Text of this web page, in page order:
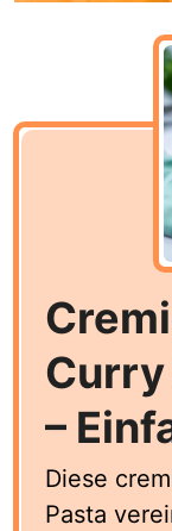
Curry
–
Diese
Pasta